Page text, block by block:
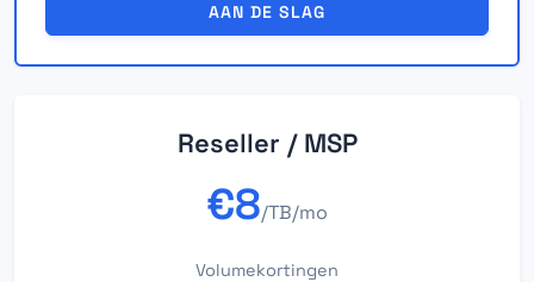
AAN DE SLAG
Reseller / MSP
€8/TB/mo
Volumekortingen